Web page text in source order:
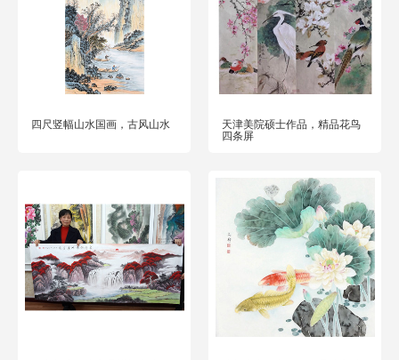
四尺竖幅山水国画，古风山水
天津美院硕士作品，精品花鸟
四条屏